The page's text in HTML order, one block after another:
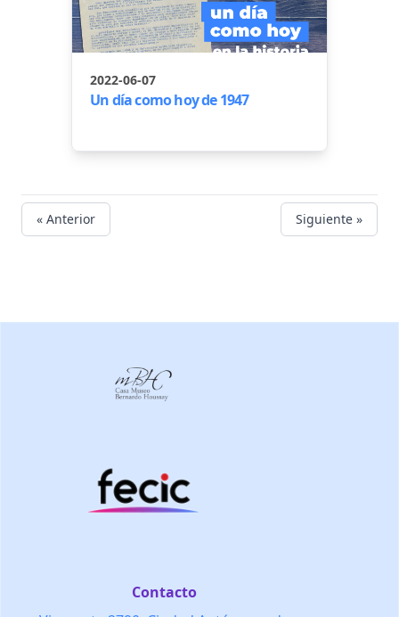
2022-06-07
Un día como hoy de 1947
« Anterior Siguiente »
Contacto